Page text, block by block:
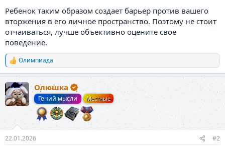
Ребенок таким образом создает барьер против вашего
вторжения в его личное пространство. Поэтому не стоит
отчаиваться, лучше объективно оцените свое
поведение.
Р
е
к
ц
и
Олимпиада
Олюшка
Гений мысли Местные
22.01.2026 #2